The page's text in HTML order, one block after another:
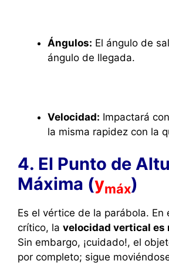
Ángulos: El ángulo de
ángulo de llegada.
Velocidad: Impactará
la misma rapidez con la
4. El Punto de
Máxima (ymáx)
Es el vértice de la parábola. En
crítico, la velocidad vertical es
Sin embargo, ¡cuidado!, el
por completo; sigue